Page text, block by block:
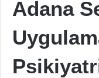
Adana